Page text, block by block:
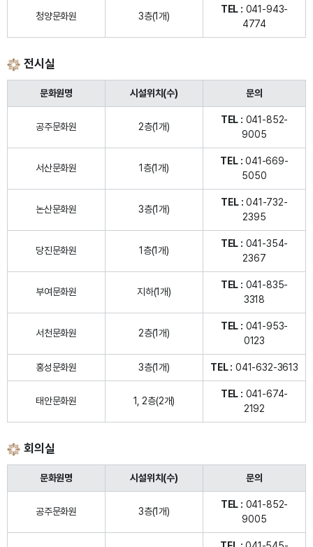
청양문화원 3층(1개)
TEL : 041-943-
4774
전시실
문화원명 시설위치(수) 문의
공주문화원 2층(1개)
TEL : 041-852-
9005
서산문화원 1층(1개)
TEL : 041-669-
5050
논산문화원 3층(1개)
TEL : 041-732-
2395
당진문화원 1층(1개)
TEL : 041-354-
2367
부여문화원 지하(1개)
TEL : 041-835-
3318
서천문화원 2층(1개)
TEL : 041-953-
0123
홍성문화원 3층(1개) TEL : 041-632-3613
태안문화원 1, 2층(2개)
TEL : 041-674-
2192
회의실
문화원명 시설위치(수) 문의
공주문화원 3층(1개)
TEL : 041-852-
9005